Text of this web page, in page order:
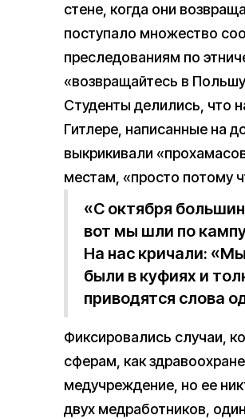
стене, когда они
поступало множество
преследованиям по
«возвращайтесь в
Студенты делились, что
Гитлере, написанные на
выкрикивали
местам, «просто потому
«С октября
вот мы шли по
На нас кричали:
были в куфиях и
приводятся слова
Фиксировались случаи,
сферам, как
медучреждение, но ее
двух медработников,